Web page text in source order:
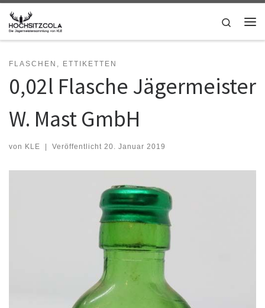
Zum Inhalt springen
Search
FLASCHEN, ETTIKETTEN
0,02l Flasche Jägermeister
W. Mast GmbH
von KLE Veröffentlicht 20. Januar 2019